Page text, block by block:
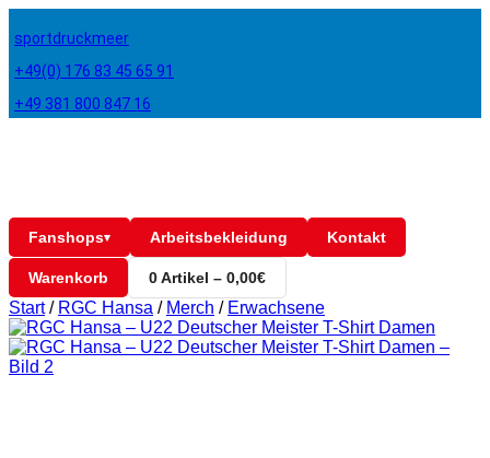
sportdruckmeer
+49(0) 176 83 45 65 91
+49 381 800 847 16
Fanshops▾ Arbeitsbekleidung Kontakt
Warenkorb 0 Artikel – 0,00€
Start / RGC Hansa / Merch / Erwachsene